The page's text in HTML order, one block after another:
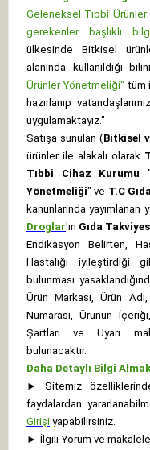
Geleneksel Tıbbi Ürünler
gerekenler başlıklı
ülkesinde Bitkisel
alanında kullanıldığı
Ürünler Yönetmeliği" tüm
hazırlanıp
uygulamaktayız."
Satışa sunulan (Bitkisel
ürünler ile alakalı olarak
Tıbbi Cihaz Kurumu "
Yönetmeliği" ve T.C
kanunlarında yayımlanan
Droglar'ın Gıda
Endikasyon Belirten,
Hastalığı iyileştirdiği
bulunması
Ürün Markası, Ürün
Numarası, Ürünün
Şartları ve Uyarı
bulunacaktır.
Daha Detaylı Bilgi
►
Sitemiz
faydalardan
Girişi yapabilirsiniz.
► İlgili Yorum ve